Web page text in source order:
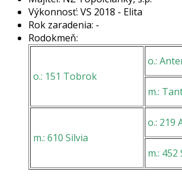
Výkonnosť: VS 2018 - Elita
Rok zaradenia: -
Rodokmeň:
o.: 151 Tobrok
o.:
m.:
m.: 610 Silvia
o.: 219
m.: 452